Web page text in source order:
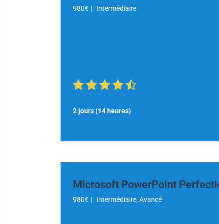
980€ | Intermédiaire
2 jours (14 heures)
Microsoft PowerPoint
980€ | Intermédiaire, Avancé